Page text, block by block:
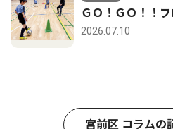
ＧＯ！ＧＯ！！
2026.07.10
宮前区 コラムの